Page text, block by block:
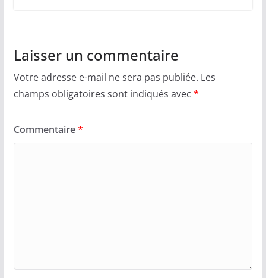
Laisser un commentaire
Votre adresse e-mail ne sera pas publiée. Les
champs obligatoires sont indiqués avec *
Commentaire*